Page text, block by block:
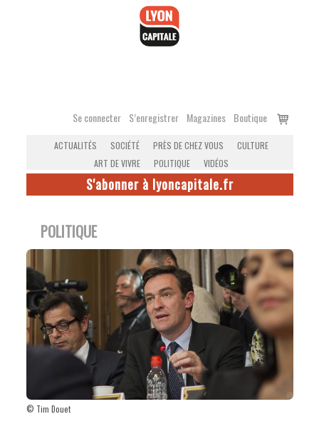
Se connecter S’enregistrer Magazines Boutique
Voir
ACTUALITÉS SOCIÉTÉ PRÈS DE CHEZ VOUS
CULTURE
ART DE VIVRE
POLITIQUE VIDÉOS
S'abonner à lyoncapitale.fr
POLITIQUE
© Tim Douet